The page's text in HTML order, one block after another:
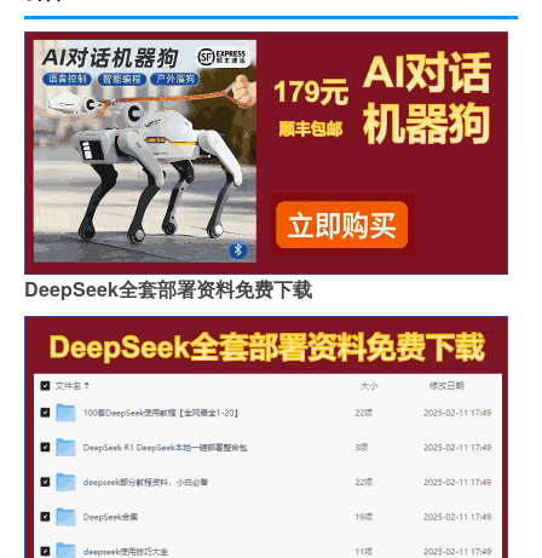
DeepSeek全套部署资料免费下载